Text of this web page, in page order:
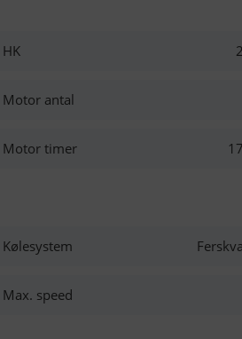
HK
Motor antal
Motor timer
Kølesystem
Max. speed